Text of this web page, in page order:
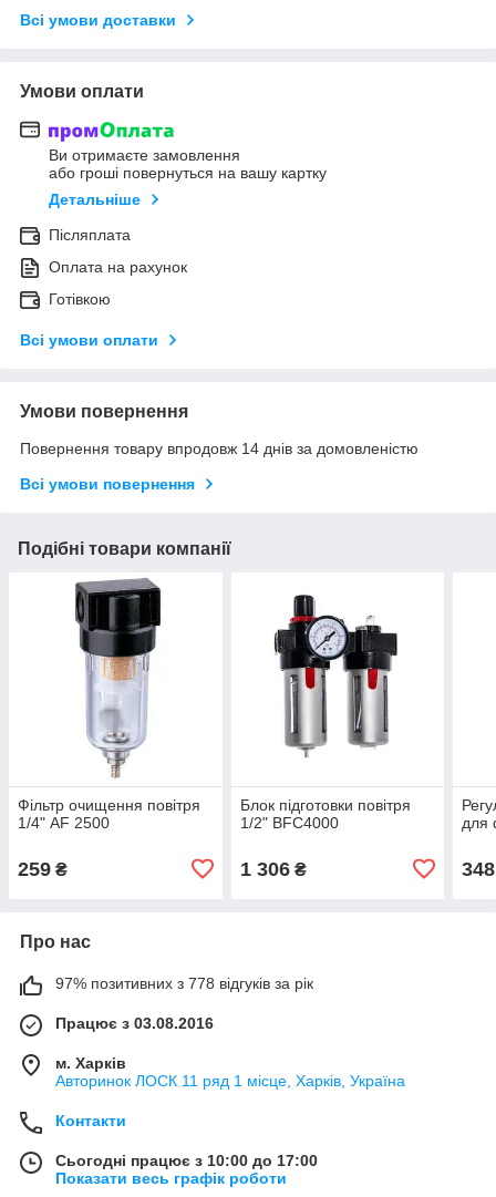
Всі умови доставки
Умови оплати
Ви отримаєте замовлення
або гроші повернуться на вашу картку
Детальніше
Післяплата
Оплата на рахунок
Готівкою
Всі умови оплати
Умови повернення
Повернення товару впродовж 14 днів за домовленістю
Всі умови повернення
Подібні товари компанії
Фільтр очищення повітря
1/4" AF 2500
259 ₴
Блок підготовки повітря
1/2" BFC4000
1 306₴
для
348
Про нас
97% позитивних з 778 відгуків за рік
Працює з 03.08.2016
м. Харків
Авторинок ЛОСК 11 ряд 1 місце, Харків, Україна
Контакти
Сьогодні працює з 10:00 до 17:00
Показати весь графік роботи